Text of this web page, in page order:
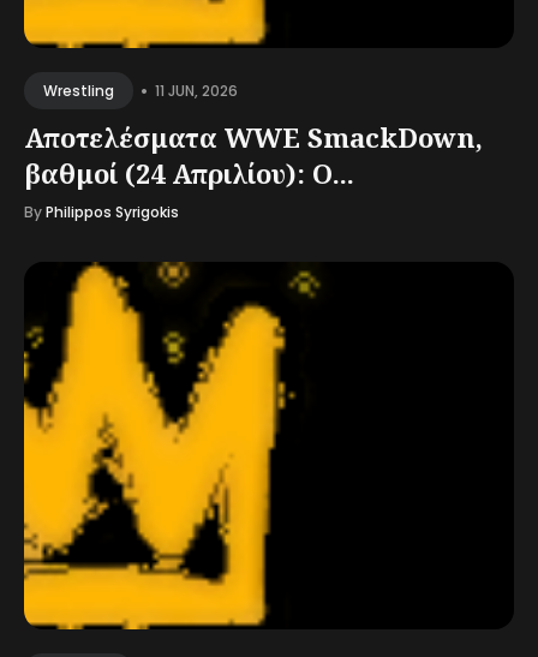
Wrestling • 11 JUN, 2026
Αποτελέσματα WWE SmackDown,
βαθμοί (24 Απριλίου): Ο...
ByPhilippos Syrigokis